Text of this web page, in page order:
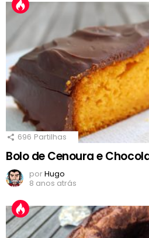
696 Partilhas
Bolo de Cenoura e
porHugo
8 anos atrás